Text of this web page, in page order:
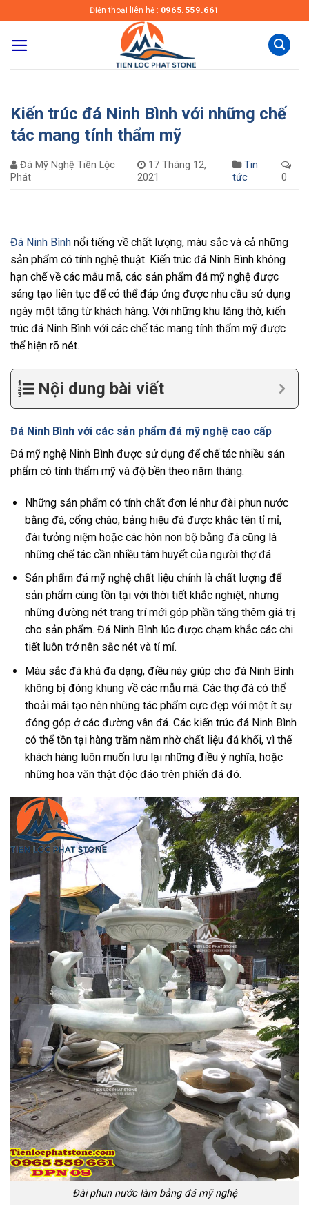
to
content
Điện thoại liên hệ : 0965.559.661
Kiến trúc đá Ninh Bình với những chế
tác mang tính thẩm mỹ
Đá Mỹ Nghệ Tiền Lộc
Phát
17 Tháng 12,
2021
Tin
tức
0
Đá Ninh Bình nổi tiếng về chất lượng, màu sắc và cả những
sản phẩm có tính nghệ thuật. Kiến trúc đá Ninh Bình không
hạn chế về các mẫu mã, các sản phẩm đá mỹ nghệ được
sáng tạo liên tục để có thể đáp ứng được nhu cầu sử dụng
ngày một tăng từ khách hàng. Với những khu lăng thờ, kiến
trúc đá Ninh Bình với các chế tác mang tính thẩm mỹ được
thể hiện rõ nét.
Nội dung bài viết
Đá Ninh Bình với các sản phẩm đá mỹ nghệ cao cấp
Đá mỹ nghệ Ninh Bình được sử dụng để chế tác nhiều sản
phẩm có tính thẩm mỹ và độ bền theo năm tháng.
Những sản phẩm có tính chất đơn lẻ như đài phun nước
bằng đá, cổng chào, bảng hiệu đá được khắc tên tỉ mỉ,
đài tưởng niệm hoặc các hòn non bộ bằng đá cũng là
những chế tác cần nhiều tâm huyết của người thợ đá.
Sản phẩm đá mỹ nghệ chất liệu chính là chất lượng để
sản phẩm cùng tồn tại với thời tiết khắc nghiệt, nhưng
những đường nét trang trí mới góp phần tăng thêm giá trị
cho sản phẩm. Đá Ninh Bình lúc được chạm khắc các chi
tiết luôn trở nên sắc nét và tỉ mỉ.
Màu sắc đá khá đa dạng, điều này giúp cho đá Ninh Bình
không bị đóng khung về các mẫu mã. Các thợ đá có thể
thoải mái tạo nên những tác phẩm cực đẹp với một ít sự
đóng góp ở các đường vân đá. Các kiến trúc đá Ninh Bình
có thể tồn tại hàng trăm năm nhờ chất liệu đá khối, vì thế
khách hàng luôn muốn lưu lại những điều ý nghĩa, hoặc
những hoa văn thật độc đáo trên phiến đá đó.
Đài phun nước làm bằng đá mỹ nghệ